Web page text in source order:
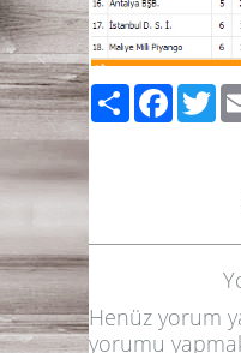
Paylaş
Henüz yorum
yorumu